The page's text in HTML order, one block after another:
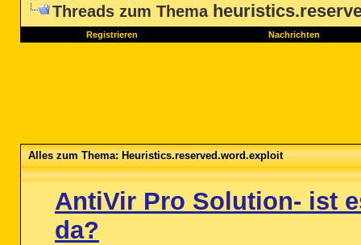
Threads zum Thema
Registrieren Nachrichten
Alles zum Thema: Heuristics.reserved.word.exploit
AntiVir Pro Solution- ist
da?